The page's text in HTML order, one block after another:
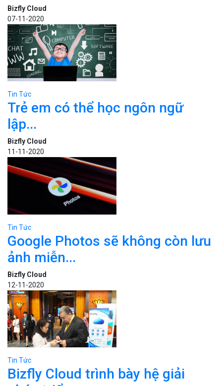
Bizfly Cloud
07-11-2020
Tin Tức
Trẻ em có thể học ngôn ngữ
lập...
Bizfly Cloud
11-11-2020
Tin Tức
Google Photos sẽ không còn lưu
ảnh miễn...
Bizfly Cloud
12-11-2020
Tin Tức
Bizfly Cloud trình bày hệ giải